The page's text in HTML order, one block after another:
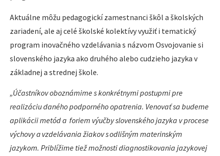
Aktuálne môžu pedagogickí zamestnanci škôl a školských
zariadení, ale aj celé školské kolektívy využiť i tematický
program inovačného vzdelávania s názvom Osvojovanie si
slovenského jazyka ako druhého alebo cudzieho jazyka v
základnej a strednej škole.
„Účastníkov oboznámime s konkrétnymi postupmi pre
realizáciu daného podporného opatrenia. Venovať sa budeme
aplikácii metód a foriem výučby slovenského jazyka v procese
výchovy a vzdelávania žiakov s odlišným materinským
jazykom. Priblížime tiež možnosti diagnostikovania jazykovej